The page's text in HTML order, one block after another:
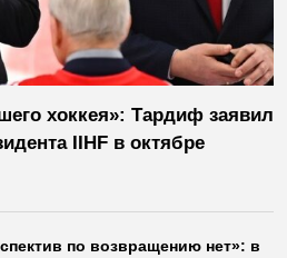
хоккея»: Тардиф заявил
IIHF в октябре
по возвращению нет»: в